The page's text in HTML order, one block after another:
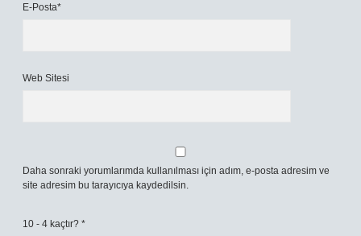
E-Posta*
Web Sitesi
Daha sonraki yorumlarımda kullanılması için adım, e-posta adresim ve
site adresim bu tarayıcıya kaydedilsin.
10 - 4 kaçtır? *